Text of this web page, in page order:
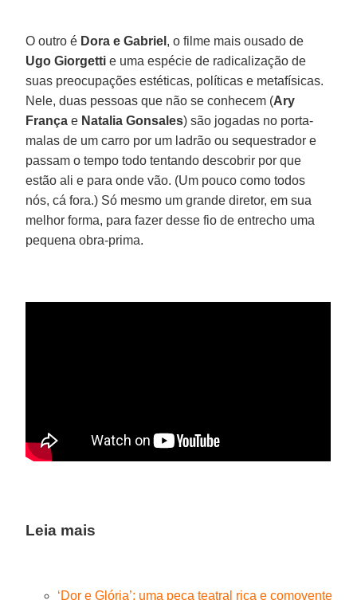
O outro é Dora e Gabriel , o filme mais ousado de
Ugo Giorgetti e uma espécie de radicalização de
suas preocupações estéticas, políticas e metafísicas.
Nele, duas pessoas que não se conhecem (Ary
França e Natalia Gonsales) são jogadas no porta-
malas de um carro por um ladrão ou sequestrador e
passam o tempo todo tentando descobrir por que
estão ali e para onde vão. (Um pouco como todos
nós, cá fora.) Só mesmo um grande diretor, em sua
melhor forma, para fazer desse fio de entrecho uma
pequena obra-prima.
Leia mais
‘Dor e Glória’: uma peça teatral rica e comovente